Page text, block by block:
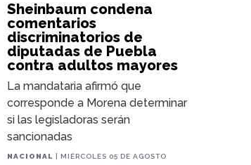
Sheinbaum condena
comentarios
discriminatorios de
diputadas de Puebla
contra adultos mayores
La mandataria afirmó que
corresponde a Morena determinar
si las legisladoras serán
sancionadas
NACIONAL | MIÉRCOLES 05 DE AGOSTO